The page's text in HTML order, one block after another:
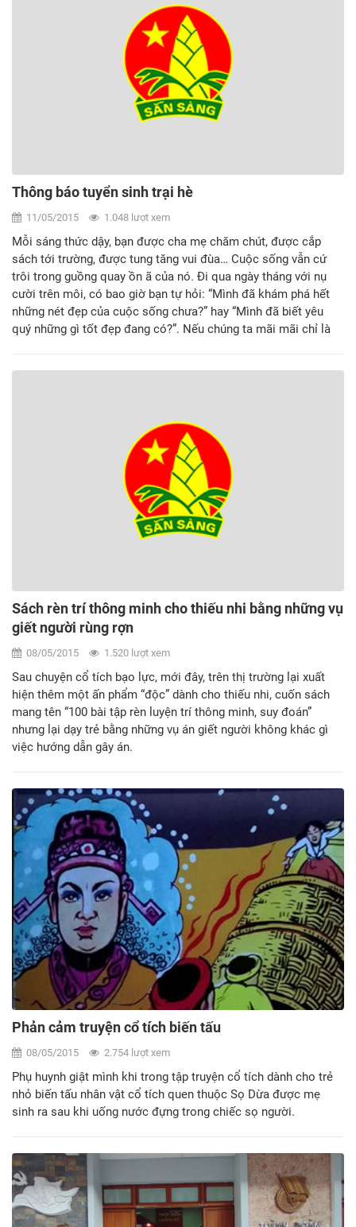
Thông báo tuyển sinh trại hè
11/05/2015 1.048 lượt xem
Mỗi sáng thức dậy, bạn được cha mẹ chăm chút, được cắp
sách tới trường, được tung tăng vui đùa… Cuộc sống vẫn cứ
trôi trong guồng quay ồn ã của nó. Đi qua ngày tháng với nụ
cười trên môi, có bao giờ bạn tự hỏi: “Mình đã khám phá hết
những nét đẹp của cuộc sống chưa?” hay “Mình đã biết yêu
quý những gì tốt đẹp đang có?”. Nếu chúng ta mãi mãi chỉ là
Sách rèn trí thông minh cho thiếu nhi bằng những vụ
giết người rùng rợn
08/05/2015 1.520 lượt xem
Sau chuyện cổ tích bạo lực, mới đây, trên thị trường lại xuất
hiện thêm một ấn phẩm “độc” dành cho thiếu nhi, cuốn sách
mang tên “100 bài tập rèn luyện trí thông minh, suy đoán”
nhưng lại dạy trẻ bằng những vụ án giết người không khác gì
việc hướng dẫn gây án.
Phản cảm truyện cổ tích biến tấu
08/05/2015 2.754 lượt xem
Phụ huynh giật mình khi trong tập truyện cổ tích dành cho trẻ
nhỏ biến tấu nhân vật cổ tích quen thuộc Sọ Dừa được mẹ
sinh ra sau khi uống nước đựng trong chiếc sọ người.